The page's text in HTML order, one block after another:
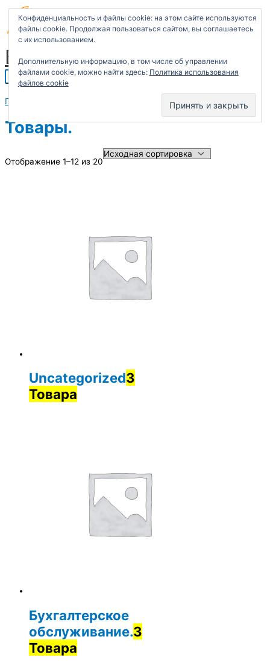
Перейти
содержимому
Бухгалтерские услуги
меню
Главная
Товары.
Отображение 1–12 из 20
Uncategorized3
Товара
Бухгалтерское
обслуживание.3
Товара
составляла
₽ 1,500.00.
цена:
₽ 990.00.
составляла
₽ 1,100.00.
цена:
₽ 790.00.
составляла
₽ 900.00.
цена:
₽ 500.00.
составляла
₽ 700.00.
цена:
₽ 500.00.
составляла
₽ 1,500.00.
₽ 1,000.00.
Конфиденциальность и файлы cookie: на этом сайте используются
файлы cookie. Продолжая пользоваться сайтом, вы соглашаетесь
с их использованием.
Дополнительную информацию, в том числе об управлении
файлами cookie, можно найти здесь: Политика использования
файлов cookie